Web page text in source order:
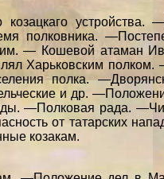
полковника.
— Кошевой атаман
Харьковским
полка.
и др.
—Полковая рада.
от татарских
козакам.